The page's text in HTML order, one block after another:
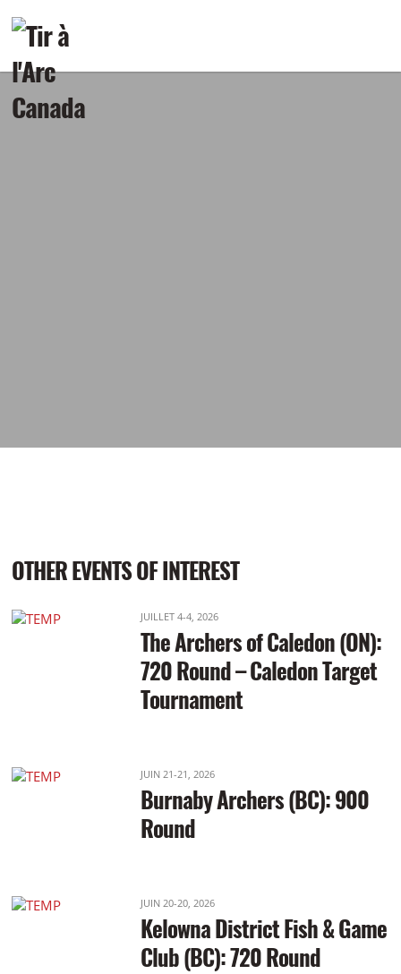
OTHER EVENTS OF INTEREST
JUILLET 4-4, 2026
The Archers of Caledon (ON):
720 Round – Caledon Target
Tournament
JUIN 21-21, 2026
Burnaby Archers (BC): 900
Round
JUIN 20-20, 2026
Kelowna District Fish & Game
Club (BC): 720 Round